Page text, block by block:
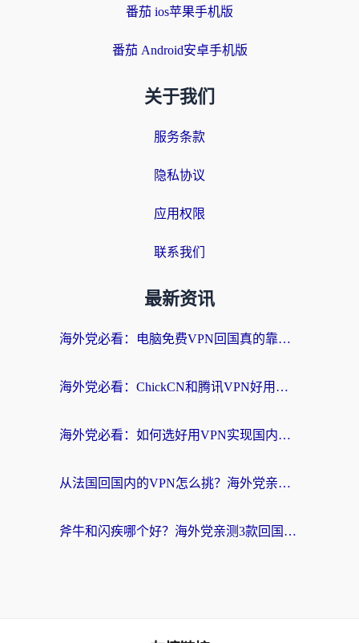
番茄 ios苹果手机版
番茄 Android安卓手机版
关于我们
服务条款
隐私协议
应用权限
联系我们
最新资讯
海外党必看：电脑免费VPN回国真的靠谱吗？附实测对比与最优方案指南
海外党必看：ChickCN和腾讯VPN好用吗？3招选对回国加速器，告别地区限制
海外党必看：如何选好用VPN实现国内资源无缝访问？从越南到全球都适用
从法国回国内的VPN怎么挑？海外党亲测：稳定、多端、安全才是关键
斧牛和闪疾哪个好？海外党亲测3款回国加速器，教你选到不踩坑的那一款